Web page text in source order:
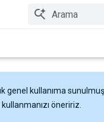
genel kullanıma
öneririz.